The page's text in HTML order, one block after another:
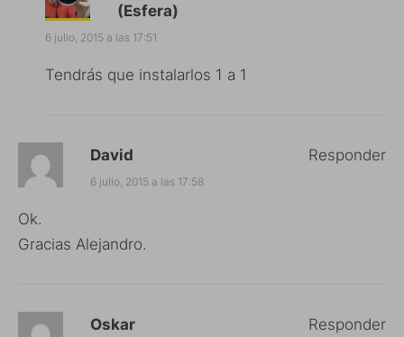
(Esfera)
6 julio, 2015 a las 17:51
Tendrás que instalarlos 1 a 1
David
6 julio, 2015 a las 17:58
Ok.
Gracias Alejandro.
Responder
Oskar Responder